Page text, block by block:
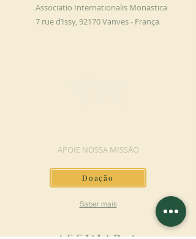
Associatio Internationalis Monastica
7 rue d’Issy, 92170 Vanves - França
APOIE NOSSA MISSÃO
Doação
Saber mais